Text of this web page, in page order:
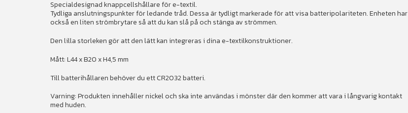
Specialdesignad knappcellshållare för e-textil.
Tydliga anslutningspunkter för ledande tråd. Dessa är tydligt markerade för att visa batteripolariteten. Enheten har
också en liten strömbrytare så att du kan slå på och stänga av strömmen.
Den lilla storleken gör att den lätt kan integreras i dina e-textilkonstruktioner.
Mått: L44 x B20 x H4,5 mm
Till batterihållaren behöver du ett CR2032 batteri.
Varning: Produkten innehåller nickel och ska inte användas i mönster där den kommer att vara i långvarig kontakt
med huden.